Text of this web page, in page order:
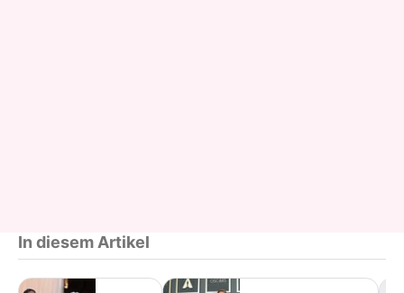
In diesem Artikel